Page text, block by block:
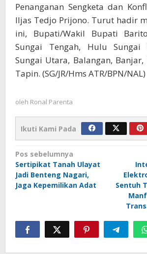
Penanganan Sengketa dan
Iljas Tedjo Prijono. Turut hadir
ini, Bupati/Wakil Bupati
Sungai Tengah, Hulu Sungai
Sungai Utara, Balangan,
Tapin. (SG/JR/Hms ATR/BPN/NAL)
oleh Ronal Parenta
Ikuti Kami Pada
Navigasi
pos
Pos sebelumnya
Sertipikat Tanah Ulayat
Jadi Benteng Nagari,
Jaga Kepemilikan Adat
Sentuh